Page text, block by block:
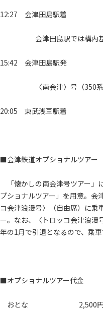
12:27 会津田島駅着
会津田島駅では構内基
15:42 会津田島駅発
〈南会津〉号（350系専
20:05 東武浅草駅着
■会津鉄道オプショナルツアー
「懐かしの南会津号ツアー」
プショナルツアー」を用意。会
コ会津浪漫号〉（自由席）に乗
ー。なお、〈トロッコ会津浪漫
年の1月で引退となるので、乗
■オプショナルツアー代金
おとな 2,500